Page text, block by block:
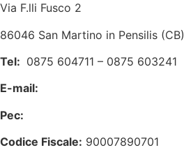
Via F.lli Fusco 2
86046 San Martino in Pensilis (CB)
Tel: 0875 604711 – 0875 603241
E-mail:
Pec:
Codice Fiscale: 90007890701